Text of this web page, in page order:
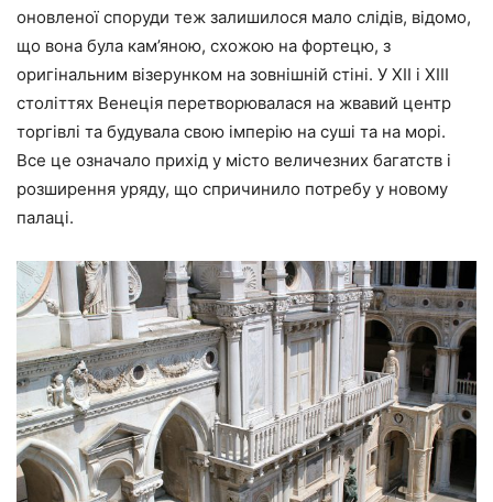
оновленої споруди теж залишилося мало слідів, відомо,
що вона була кам’яною, схожою на фортецю, з
оригінальним візерунком на зовнішній стіні. У XII і XIII
століттях Венеція перетворювалася на жвавий центр
торгівлі та будувала свою імперію на суші та на морі.
Все це означало прихід у місто величезних багатств і
розширення уряду, що спричинило потребу у новому
палаці.